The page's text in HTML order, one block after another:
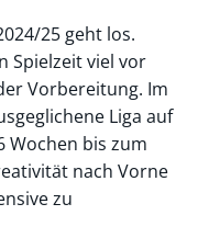
25 geht los.
Spielzeit viel vor
Vorbereitung. Im
Liga auf
Wochen bis zum
nach Vorne
zu